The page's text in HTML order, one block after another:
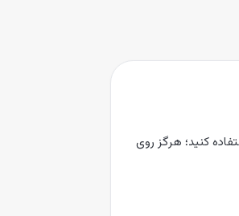
یک تا دو بار استفاده کنید؛ هرگز روی